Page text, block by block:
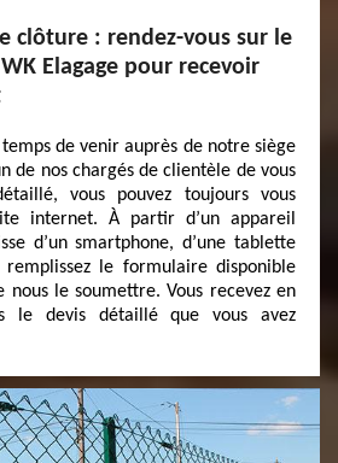
clôture : rendez-vous sur le
Elagage pour recevoir
temps de venir auprès de notre siège
de nos chargés de clientèle de vous
vous pouvez toujours vous
internet. À partir d’un appareil
d’un smartphone, d’une tablette
remplissez le formulaire disponible
nous le soumettre. Vous recevez en
le devis détaillé que vous avez